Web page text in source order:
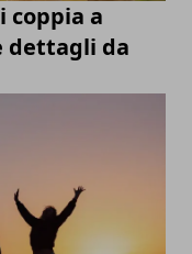
coppia a
dettagli da